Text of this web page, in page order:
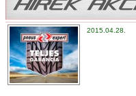
2015.04.28.